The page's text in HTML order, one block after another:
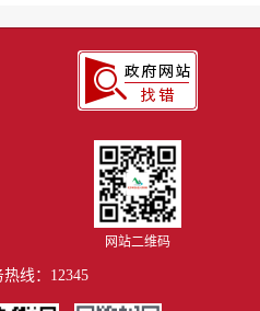
网站二维码
线：12345